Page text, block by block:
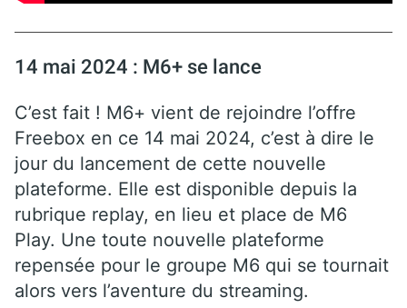
14 mai 2024 : M6+ se lance
C’est fait ! M6+ vient de rejoindre l’offre
Freebox en ce 14 mai 2024, c’est à dire le
jour du lancement de cette nouvelle
plateforme. Elle est disponible depuis la
rubrique replay, en lieu et place de M6
Play. Une toute nouvelle plateforme
repensée pour le groupe M6 qui se tournait
alors vers l’aventure du streaming.